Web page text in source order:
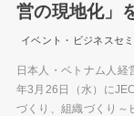
営の現地化」
イベント・ビジネスセ
日本人・ベトナム人
年3月26日（水）に
づくり、組織づくり～